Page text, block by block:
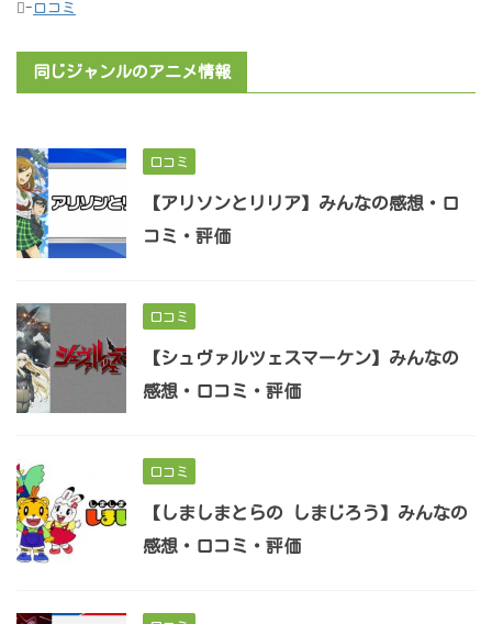
- 口コミ
同じジャンルのアニメ情報
口コミ
【アリソンとリリア】みんなの感想・口
コミ・評価
口コミ
【シュヴァルツェスマーケン】みんなの
感想・口コミ・評価
口コミ
【しましまとらの しまじろう】みんなの
感想・口コミ・評価